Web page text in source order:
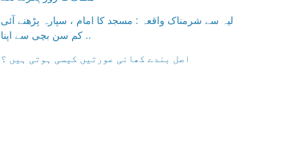
لیہ سے شرمناک واقعہ : مسجد کا امام ، سپارہ پڑھنے آئی
کم سن بچی سے اپنا ..
اصل بندے کھانی عورتیں کیسی ہوتی ہیں ؟